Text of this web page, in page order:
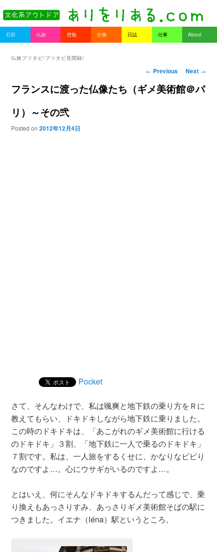
Main menu
Skip to primary content
Skip to secondary content
石部 仏旅 歴勉 生物 日誌 仕事 About
仏旅ブツタビ/ブツタビ見聞録/
Post navigation
← Previous Next →
フランスに渡った仏像たち（ギメ美術館＠パ
リ）～その弐
Posted on 2012年12月4日
Pocket
さて、そんなわけで、私は颯爽と地下鉄の乗り方をＲに
教えてもらい、ドキドキしながら地下鉄に乗りました。
この時のドキドキは、「あこがれのギメ美術館に行ける
のドキドキ」３割、「地下鉄に一人で乗るのドキドキ」
７割です。私は、一人旅をするくせに、かなりなビビり
なのですよ…。心にウサギがいるのですよ…。
とはいえ、何にそんなドキドキするんだって感じで、乗
り換えもあっさりすみ、あっさりギメ美術館そばの駅に
つきました。 イエナ（léna）駅というところ。